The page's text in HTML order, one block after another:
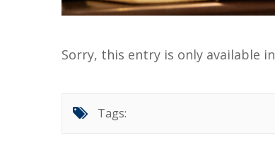
Sorry, this entry is only available in
Tags: